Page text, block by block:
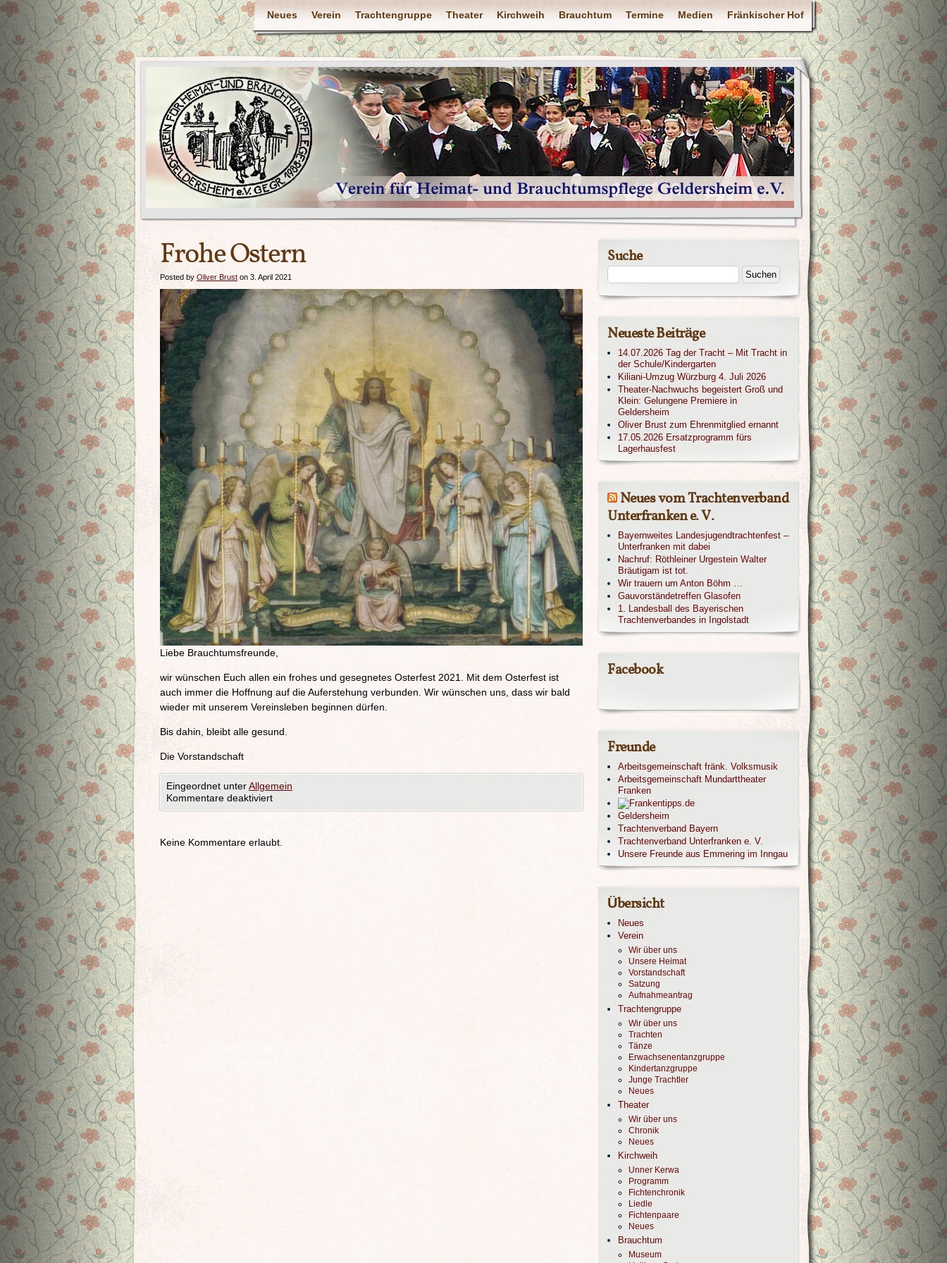
Neues Verein Trachtengruppe Theater Kirchweih Brauchtum Termine Medien Fränkischer Hof
Frohe Ostern
Posted by Oliver Brust on 3. April 2021
Liebe Brauchtumsfreunde,
wir wünschen Euch allen ein frohes und gesegnetes Osterfest 2021. Mit dem Osterfest ist
auch immer die Hoffnung auf die Auferstehung verbunden. Wir wünschen uns, dass wir bald
wieder mit unserem Vereinsleben beginnen dürfen.
Bis dahin, bleibt alle gesund.
Die Vorstandschaft
Eingeordnet unterAllgemein
Kommentare deaktiviert
Keine Kommentare erlaubt.
Suche
Neueste Beiträge
14.07.2026 Tag der Tracht – Mit Tracht in
der Schule/Kindergarten
Kiliani-Umzug Würzburg 4. Juli 2026
Theater-Nachwuchs begeistert Groß und
Klein: Gelungene Premiere in
Geldersheim
Oliver Brust zum Ehrenmitglied ernannt
17.05.2026 Ersatzprogramm fürs
Lagerhausfest
Neues vom Trachtenverband
Unterfranken e. V.
Bayernweites Landesjugendtrachtenfest –
Unterfranken mit dabei
Nachruf: Röthleiner Urgestein Walter
Bräutigam ist tot.
Wir trauern um Anton Böhm …
Gauvorständetreffen Glasofen
1. Landesball des Bayerischen
Trachtenverbandes in Ingolstadt
Facebook
Freunde
Arbeitsgemeinschaft fränk. Volksmusik
Arbeitsgemeinschaft Mundarttheater
Franken
Geldersheim
Trachtenverband Bayern
Trachtenverband Unterfranken e. V.
Unsere Freunde aus Emmering im Inngau
Übersicht
Neues
Verein
Wir über uns
Unsere Heimat
Vorstandschaft
Satzung
Aufnahmeantrag
Trachtengruppe
Wir über uns
Trachten
Tänze
Erwachsenentanzgruppe
Kindertanzgruppe
Junge Trachtler
Neues
Theater
Wir über uns
Chronik
Neues
Kirchweih
Unner Kerwa
Programm
Fichtenchronik
Liedle
Fichtenpaare
Neues
Brauchtum
Museum